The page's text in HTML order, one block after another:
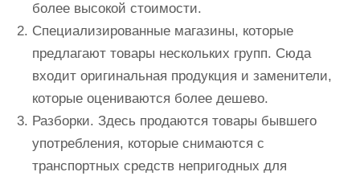
более высокой стоимости.
Специализированные магазины, которые
предлагают товары нескольких групп. Сюда
входит оригинальная продукция и заменители,
которые оцениваются более дешево.
Разборки. Здесь продаются товары бывшего
употребления, которые снимаются с
транспортных средств непригодных для